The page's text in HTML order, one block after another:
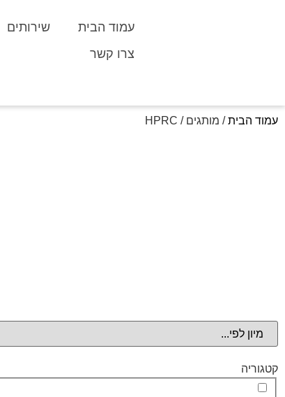
עמוד הבית שירותים
צרו קשר
עמוד הבית/ מותגים / HPRC
קטגוריה